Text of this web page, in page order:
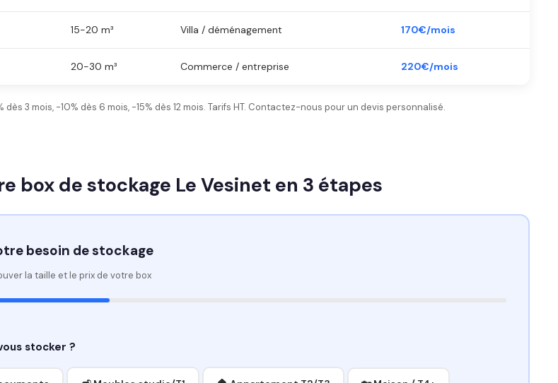
15-20 m³ Villa / déménagement 170€/mois
20-30 m³ Commerce / entreprise 220€/mois
dès 3 mois, -10% dès 6 mois, -15% dès 12 mois. Tarifs HT. Contactez-nous pour un devis personnalisé.
box de stockage Le Vesinet en 3 étapes
besoin de stockage
la taille et le prix de votre box
stocker ?